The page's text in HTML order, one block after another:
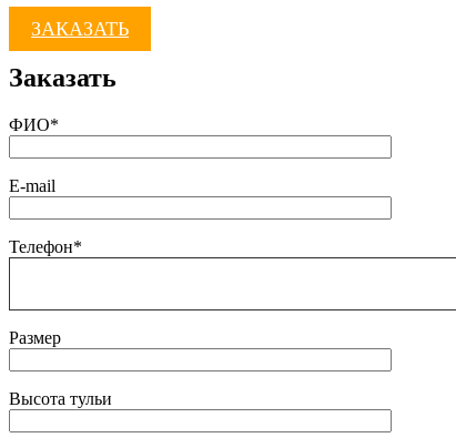
ЗАКАЗАТЬ
Заказать
ФИО*
E-mail
Телефон*
Размер
Высота тульи